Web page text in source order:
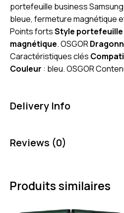
portefeuille business Samsung
bleue, fermeture magnétique
Points fortsStyle portefeuille
magnétique. OSGOR
Caractéristiques clés
Couleur : bleu. OSGOR
Delivery Info
Reviews (0)
Produits similaires